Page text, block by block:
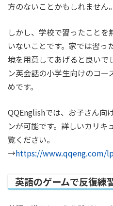
方のないことかもしれません。
しかし、学校で習ったこと
いないことです。家では習っ
境を用意してあげると良いで
ン英会話の小学生向けのコー
めです。
QQEnglishでは、お子さん向
ンが可能です。詳しいカリキ
覧ください。
→https://www.qqeng.com/
英語のゲームで反復練